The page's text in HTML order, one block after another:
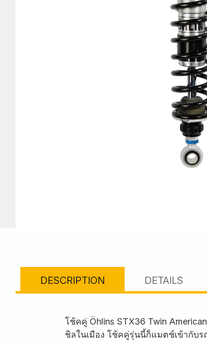
DESCRIPTION DETAILS
โช้คคู่ Öhlins STX36 Twin
ชิลในเมือง โช้คคู่รุ่นนี้ก็แมตช์เข้ากับ